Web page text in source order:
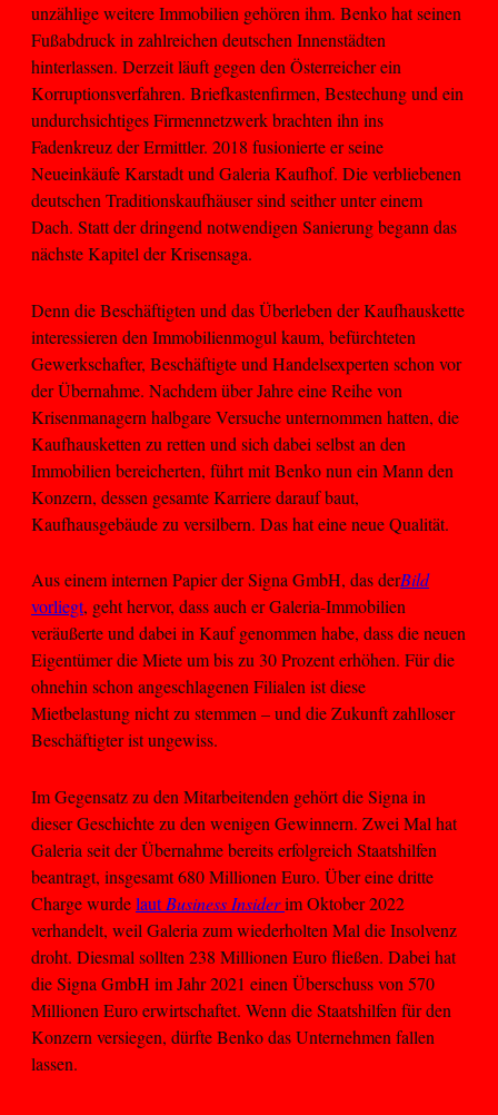
unzählige weitere Immobilien gehören ihm. Benko hat seinen
Fußabdruck in zahlreichen deutschen Innenstädten
hinterlassen. Derzeit läuft gegen den Österreicher ein
Korruptionsverfahren. Briefkastenfirmen, Bestechung und ein
undurchsichtiges Firmennetzwerk brachten ihn ins
Fadenkreuz der Ermittler. 2018 fusionierte er seine
Neueinkäufe Karstadt und Galeria Kaufhof. Die verbliebenen
deutschen Traditionskaufhäuser sind seither unter einem
Dach. Statt der dringend notwendigen Sanierung begann das
nächste Kapitel der Krisensaga.
Denn die Beschäftigten und das Überleben der Kaufhauskette
interessieren den Immobilienmogul kaum, befürchteten
Gewerkschafter, Beschäftigte und Handelsexperten schon vor
der Übernahme. Nachdem über Jahre eine Reihe von
Krisenmanagern halbgare Versuche unternommen hatten, die
Kaufhausketten zu retten und sich dabei selbst an den
Immobilien bereicherten, führt mit Benko nun ein Mann den
Konzern, dessen gesamte Karriere darauf baut,
Kaufhausgebäude zu versilbern. Das hat eine neue Qualität.
Aus einem internen Papier der Signa GmbH, das derBild
vorliegt, geht hervor, dass auch er Galeria-Immobilien
veräußerte und dabei in Kauf genommen habe, dass die neuen
Eigentümer die Miete um bis zu 30 Prozent erhöhen. Für die
ohnehin schon angeschlagenen Filialen ist diese
Mietbelastung nicht zu stemmen – und die Zukunft zahlloser
Beschäftigter ist ungewiss.
Im Gegensatz zu den Mitarbeitenden gehört die Signa in
dieser Geschichte zu den wenigen Gewinnern. Zwei Mal hat
Galeria seit der Übernahme bereits erfolgreich Staatshilfen
beantragt, insgesamt 680 Millionen Euro. Über eine dritte
Charge wurdelautBusiness Insiderim Oktober 2022
verhandelt, weil Galeria zum wiederholten Mal die Insolvenz
droht. Diesmal sollten 238 Millionen Euro fließen. Dabei hat
die Signa GmbH im Jahr 2021 einen Überschuss von 570
Millionen Euro erwirtschaftet. Wenn die Staatshilfen für den
Konzern versiegen, dürfte Benko das Unternehmen fallen
lassen.